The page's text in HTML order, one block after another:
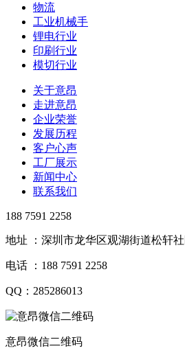
物流
工业机械手
锂电行业
印刷行业
模切行业
关于意昂
走进意昂
企业荣誉
发展历程
客户心声
工厂展示
新闻中心
联系我们
188 7591 2258
地址 ：深圳市龙华区观湖街道松轩
电话 ：188 7591 2258
QQ：285286013
意昂微信二维码